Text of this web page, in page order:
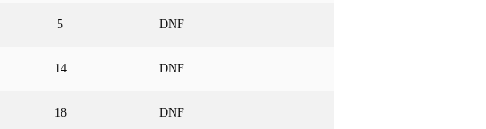
5 DNF
14 DNF
18 DNF